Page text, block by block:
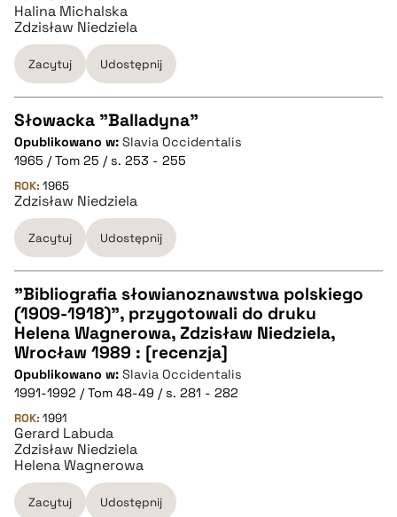
pobierz cytat
Halina Michalska
Zdzisław Niedziela
Zacytuj Udostępnij
CZYSTY TEKST
pobierz cytat
BIBTEX
pobierz cytat
Słowacka "Balladyna"
Opublikowano w: Slavia Occidentalis
1965 / Tom 25 / s. 253 - 255
ROK: 1965
Zdzisław Niedziela
Zacytuj Udostępnij
CZYSTY TEKST
pobierz cytat
BIBTEX
pobierz cytat
"Bibliografia słowianoznawstwa polskiego
(1909-1918)", przygotowali do druku
Helena Wagnerowa, Zdzisław Niedziela,
Wrocław 1989 : [recenzja]
Opublikowano w: Slavia Occidentalis
1991-1992 / Tom 48-49 / s. 281 - 282
ROK: 1991
Gerard Labuda
Zdzisław Niedziela
Helena Wagnerowa
Zacytuj Udostępnij